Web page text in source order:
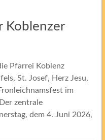
Koblenzer
Pfarrei Koblenz
St. Josef, Herz Jesu,
im
zentrale
dem 4. Juni 2026,